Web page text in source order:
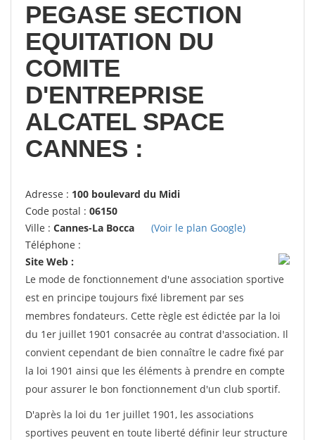
PEGASE SECTION
EQUITATION DU
COMITE
D'ENTREPRISE
ALCATEL SPACE
CANNES :
Adresse : 100 boulevard du Midi
Code postal : 06150
Ville : Cannes-La Bocca
(Voir le plan Google)
Téléphone :
Site Web :
Le mode de fonctionnement d'une association sportive
est en principe toujours fixé librement par ses
membres fondateurs. Cette règle est édictée par la loi
du 1er juillet 1901 consacrée au contrat d'association. Il
convient cependant de bien connaître le cadre fixé par
la loi 1901 ainsi que les éléments à prendre en compte
pour assurer le bon fonctionnement d'un club sportif.
D'après la loi du 1er juillet 1901, les associations
sportives peuvent en toute liberté définir leur structure